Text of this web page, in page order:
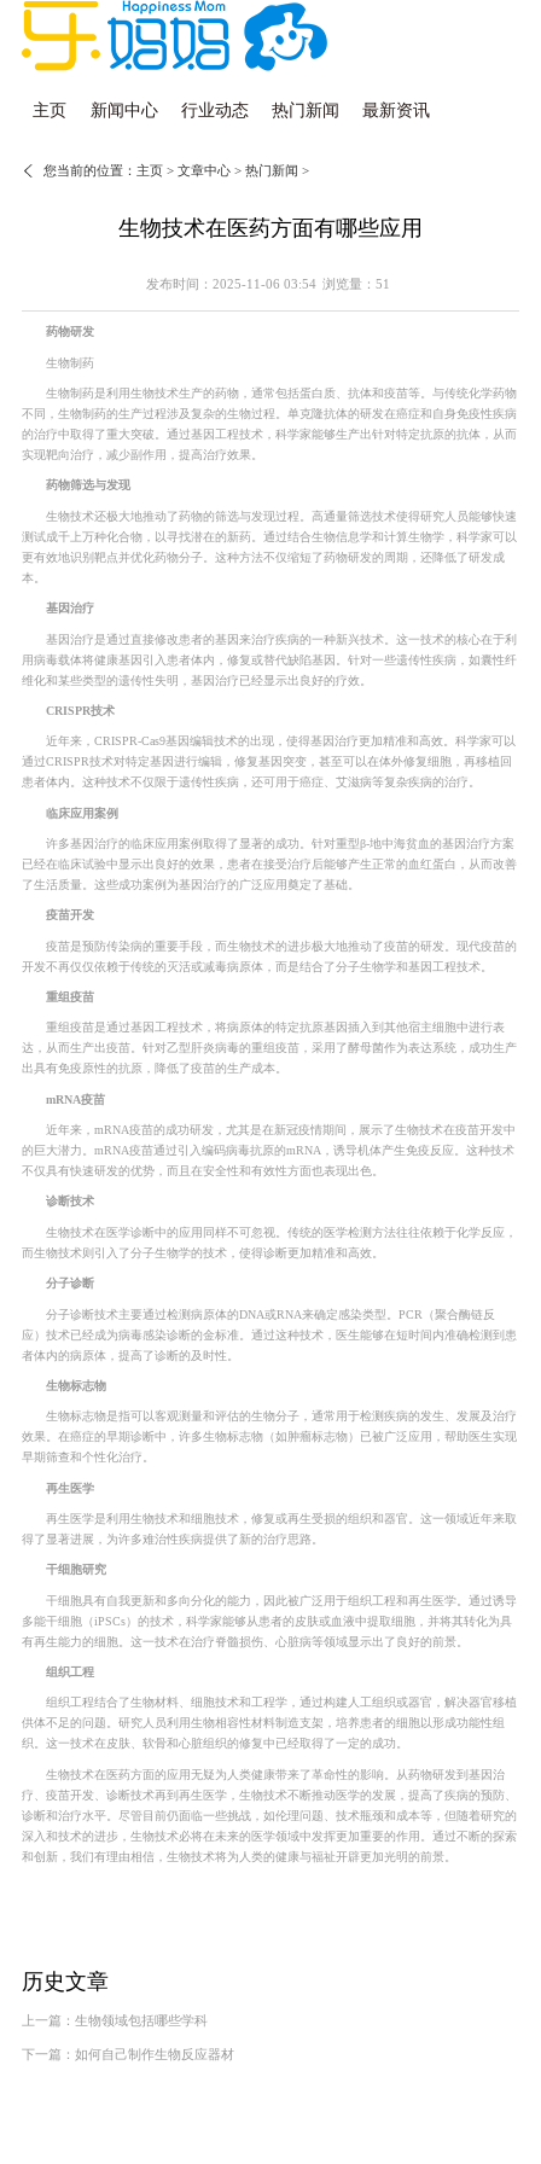
主页 新闻中心 行业动态 热门新闻 最新资讯
您当前的位置：主页 >文章中心 >热门新闻 >
生物技术在医药方面有哪些应用
发布时间：2025-11-06 03:54 浏览量：51
药物研发
生物制药
生物制药是利用生物技术生产的药物，通常包括蛋白质、抗体和疫苗等。与传统化学药物
不同，生物制药的生产过程涉及复杂的生物过程。单克隆抗体的研发在癌症和自身免疫性疾病
的治疗中取得了重大突破。通过基因工程技术，科学家能够生产出针对特定抗原的抗体，从而
实现靶向治疗，减少副作用，提高治疗效果。
药物筛选与发现
生物技术还极大地推动了药物的筛选与发现过程。高通量筛选技术使得研究人员能够快速
测试成千上万种化合物，以寻找潜在的新药。通过结合生物信息学和计算生物学，科学家可以
更有效地识别靶点并优化药物分子。这种方法不仅缩短了药物研发的周期，还降低了研发成
本。
基因治疗
基因治疗是通过直接修改患者的基因来治疗疾病的一种新兴技术。这一技术的核心在于利
用病毒载体将健康基因引入患者体内，修复或替代缺陷基因。针对一些遗传性疾病，如囊性纤
维化和某些类型的遗传性失明，基因治疗已经显示出良好的疗效。
CRISPR技术
近年来，CRISPR-Cas9基因编辑技术的出现，使得基因治疗更加精准和高效。科学家可以
通过CRISPR技术对特定基因进行编辑，修复基因突变，甚至可以在体外修复细胞，再移植回
患者体内。这种技术不仅限于遗传性疾病，还可用于癌症、艾滋病等复杂疾病的治疗。
临床应用案例
许多基因治疗的临床应用案例取得了显著的成功。针对重型β-地中海贫血的基因治疗方案
已经在临床试验中显示出良好的效果，患者在接受治疗后能够产生正常的血红蛋白，从而改善
了生活质量。这些成功案例为基因治疗的广泛应用奠定了基础。
疫苗开发
疫苗是预防传染病的重要手段，而生物技术的进步极大地推动了疫苗的研发。现代疫苗的
开发不再仅仅依赖于传统的灭活或减毒病原体，而是结合了分子生物学和基因工程技术。
重组疫苗
重组疫苗是通过基因工程技术，将病原体的特定抗原基因插入到其他宿主细胞中进行表
达，从而生产出疫苗。针对乙型肝炎病毒的重组疫苗，采用了酵母菌作为表达系统，成功生产
出具有免疫原性的抗原，降低了疫苗的生产成本。
mRNA疫苗
近年来，mRNA疫苗的成功研发，尤其是在新冠疫情期间，展示了生物技术在疫苗开发中
的巨大潜力。mRNA疫苗通过引入编码病毒抗原的mRNA，诱导机体产生免疫反应。这种技术
不仅具有快速研发的优势，而且在安全性和有效性方面也表现出色。
诊断技术
生物技术在医学诊断中的应用同样不可忽视。传统的医学检测方法往往依赖于化学反应，
而生物技术则引入了分子生物学的技术，使得诊断更加精准和高效。
分子诊断
分子诊断技术主要通过检测病原体的DNA或RNA来确定感染类型。PCR（聚合酶链反
应）技术已经成为病毒感染诊断的金标准。通过这种技术，医生能够在短时间内准确检测到患
者体内的病原体，提高了诊断的及时性。
生物标志物
生物标志物是指可以客观测量和评估的生物分子，通常用于检测疾病的发生、发展及治疗
效果。在癌症的早期诊断中，许多生物标志物（如肿瘤标志物）已被广泛应用，帮助医生实现
早期筛查和个性化治疗。
再生医学
再生医学是利用生物技术和细胞技术，修复或再生受损的组织和器官。这一领域近年来取
得了显著进展，为许多难治性疾病提供了新的治疗思路。
干细胞研究
干细胞具有自我更新和多向分化的能力，因此被广泛用于组织工程和再生医学。通过诱导
多能干细胞（iPSCs）的技术，科学家能够从患者的皮肤或血液中提取细胞，并将其转化为具
有再生能力的细胞。这一技术在治疗脊髓损伤、心脏病等领域显示出了良好的前景。
组织工程
组织工程结合了生物材料、细胞技术和工程学，通过构建人工组织或器官，解决器官移植
供体不足的问题。研究人员利用生物相容性材料制造支架，培养患者的细胞以形成功能性组
织。这一技术在皮肤、软骨和心脏组织的修复中已经取得了一定的成功。
生物技术在医药方面的应用无疑为人类健康带来了革命性的影响。从药物研发到基因治
疗、疫苗开发、诊断技术再到再生医学，生物技术不断推动医学的发展，提高了疾病的预防、
诊断和治疗水平。尽管目前仍面临一些挑战，如伦理问题、技术瓶颈和成本等，但随着研究的
深入和技术的进步，生物技术必将在未来的医学领域中发挥更加重要的作用。通过不断的探索
和创新，我们有理由相信，生物技术将为人类的健康与福祉开辟更加光明的前景。
历史文章
上一篇： 生物领域包括哪些学科
下一篇： 如何自己制作生物反应器材